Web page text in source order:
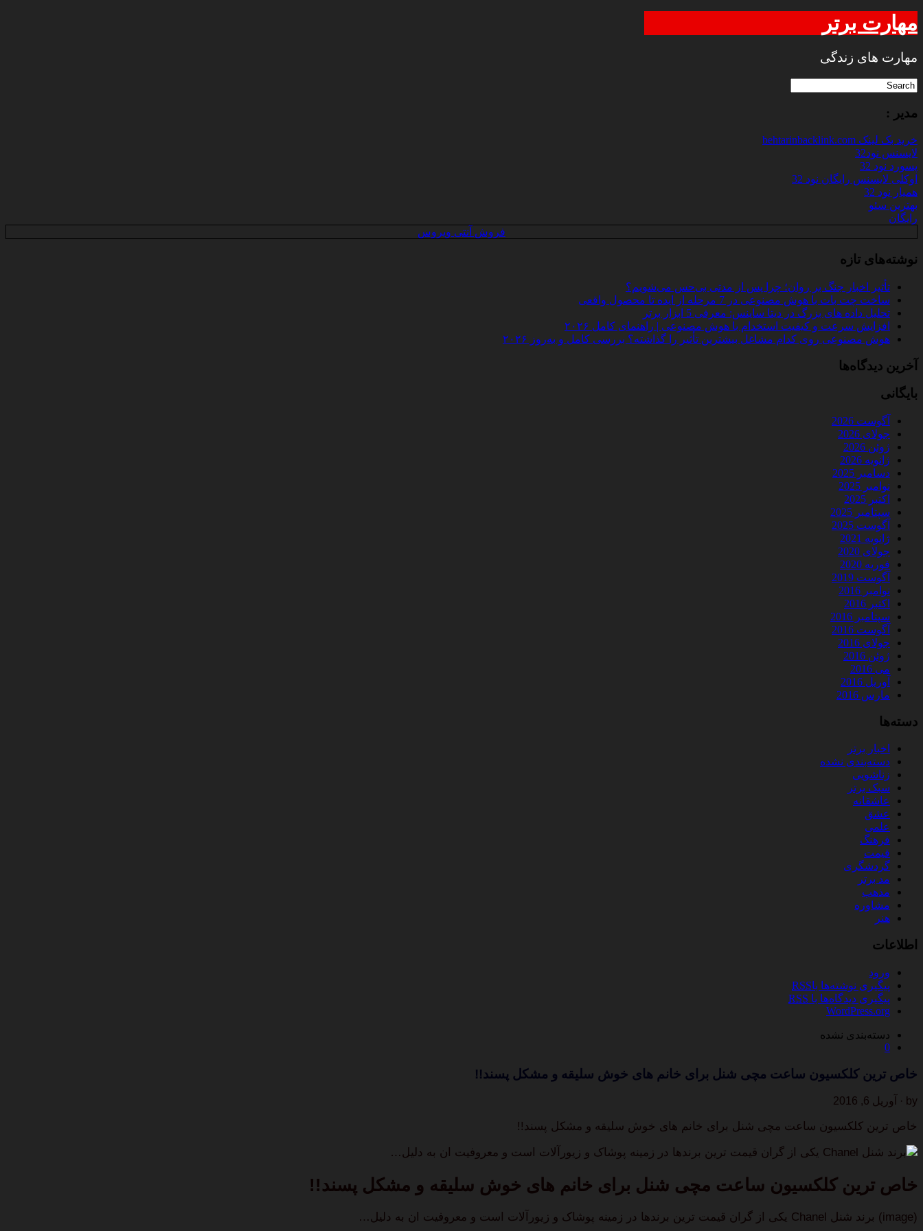
مهارت برتر
مهارت های زندگی
مدیر :
خرید بک لینک behtarinbacklink.com
لایسنس نود32
پسورد نود 32
اوکلی لایسنس رایگان نود 32
همیار نود 32
بهترین سئو
رایگان
فروش آنتی ویروس
نوشته‌های تازه
تأثیر اخبار جنگ بر روان؛ چرا پس از مدتی بی‌حس می‌شویم؟
ساخت چت‌ بات با هوش مصنوعی در 7 مرحله از ایده تا محصول واقعی
تحلیل داده‌ های بزرگ در دیتا ساینس: معرفی 5 ابزار برتر
افزایش سرعت و کیفیت استخدام با هوش مصنوعی | راهنمای کامل ۲۰۲۶
هوش مصنوعی روی کدام مشاغل بیشترین تأثیر را گذاشته؟ بررسی کامل و به‌روز ۲۰۲۶
آخرین دیدگاه‌ها
بایگانی
آگوست 2026
جولای 2026
ژوئن 2026
ژانویه 2026
دسامبر 2025
نوامبر 2025
اکتبر 2025
سپتامبر 2025
آگوست 2025
ژانویه 2021
جولای 2020
فوریه 2020
آگوست 2019
نوامبر 2016
اکتبر 2016
سپتامبر 2016
آگوست 2016
جولای 2016
ژوئن 2016
می 2016
آوریل 2016
مارس 2016
دسته‌ها
اخبار برتر
دسته‌بندی نشده
زناشویی
سبک برتر
عاشقانه
عشق
علمی
فرهنگ
قیمت
گردشگری
مد برتر
مذهب
مشاوره
هنر
اطلاعات
ورود
پیگیری نوشته‌ها باRSS
پیگیری دیدگاه‌ها با RSS
WordPress.org
دسته‌بندی نشده
0
خاص ترین کلکسیون ساعت مچی شنل برای خانم های خوش سلیقه و مشکل پسند!!
by · آوریل 6, 2016
خاص ترین کلکسیون ساعت مچی شنل برای خانم های خوش سلیقه و مشکل پسند!!
برند شنل Chanel یکی از گران قیمت ترین برندها در زمینه پوشاک و زیورآلات است و معروفیت ان به دلیل…
خاص ترین کلکسیون ساعت مچی شنل برای خانم های خوش سلیقه و مشکل پسند!!
(image) برند شنل Chanel یکی از گران قیمت ترین برندها در زمینه پوشاک و زیورآلات است و معروفیت ان به دلیل…